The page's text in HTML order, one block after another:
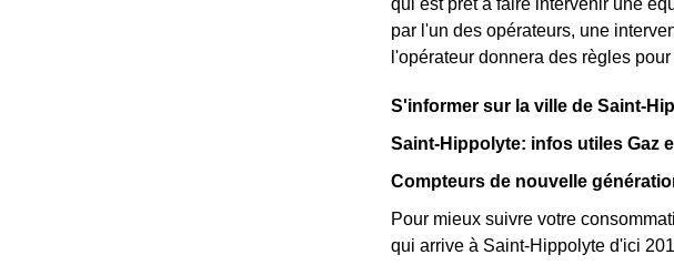
qui est prêt à faire intervenir une
par l'un des opérateurs, une
l'opérateur donnera des règles
S'informer sur la ville de Saint-
Saint-Hippolyte: infos utiles Gaz
Compteurs de nouvelle
Pour mieux suivre votre
qui arrive à Saint-Hippolyte d'ici